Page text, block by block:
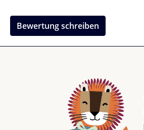
Bewertung schreiben